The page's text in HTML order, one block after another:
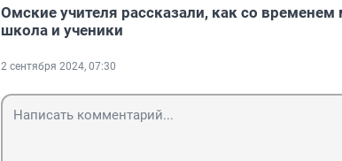
Омские учителя рассказали, как со временем
школа и ученики
2 сентября 2024, 07:30